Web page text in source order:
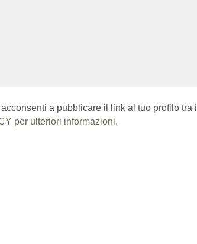
a pubblicare il link al tuo profilo tra i
per ulteriori informazioni.